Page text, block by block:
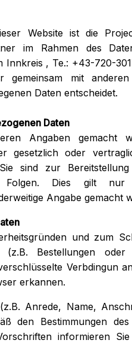
Website ist die
im Rahmen des
Innkreis , Te.: +43-720-
gemeinsam mit
Daten entscheidet.
Daten
Angaben gemacht
gesetzlich oder
sind zur
Folgen. Dies gilt
Angabe gemacht
und zum
(z.B. Bestellungen
Verbdingun
erkannen.
Anrede, Name,
den Bestimmungen des
informieren